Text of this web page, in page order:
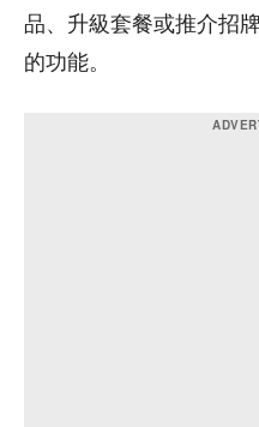
品、升級套餐或推介招
的功能。